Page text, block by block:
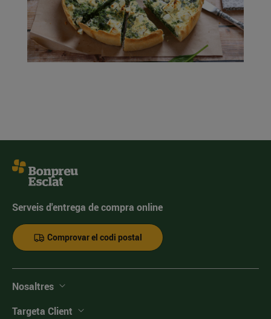
Serveis d'entrega de compra online
Comprovar el codi postal
Nosaltres
Targeta Client